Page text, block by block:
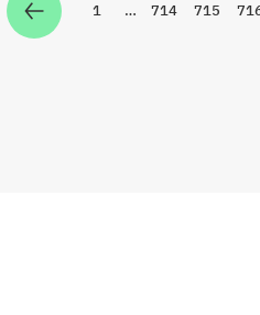
Zur Seite
1 … Zur Seite
714 Zur
715